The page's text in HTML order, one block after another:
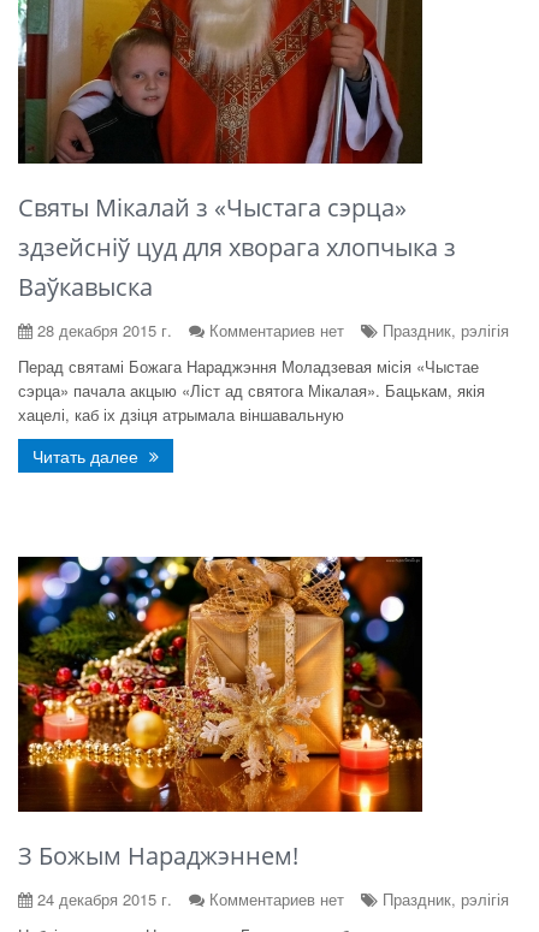
Святы Мікалай з «Чыстага сэрца»
здзейсніў цуд для хворага хлопчыка з
Ваўкавыска
28 декабря 2015 г. Комментариев нет
Праздник, рэлігія
Перад святамі Божага Нараджэння Моладзевая місія «Чыстае
сэрца» пачала акцыю «Ліст ад святога Мікалая». Бацькам, якія
хацелі, каб іх дзіця атрымала віншавальную
Читать далее
З Божым Нараджэннем!
24 декабря 2015 г. Комментариев нет
Праздник, рэлігія